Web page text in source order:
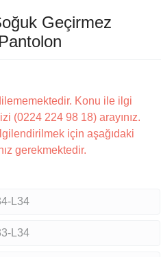
Geçirmez
Konu ile ilgi
(0224 224 98 18) arayınız.
için aşağıdaki
gerekmektedir.
L34
L34